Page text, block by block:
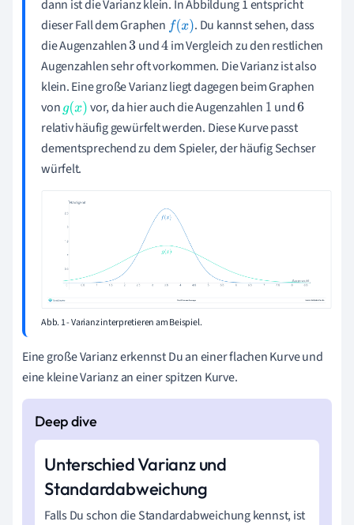
dann ist die Varianz klein. In Abbildung 1 entspricht
dieser Fall dem Graphen f(x) . Du kannst sehen, dass
die Augenzahlen3 und4im Vergleich zu den restlichen
Augenzahlen sehr oft vorkommen. Die Varianz ist also
klein. Einegroße Varianzliegt dagegen beim Graphen
vong(x) vor, da hier auch die Augenzahlen 1 und6
relativ häufig gewürfelt werden. Diese Kurve passt
dementsprechend zu dem Spieler, der häufig Sechser
würfelt.
Abb. 1 - Varianz interpretieren am Beispiel.
Eine große Varianz erkennst Du an einer flachen Kurve und
eine kleine Varianz an einer spitzen Kurve.
Unterschied Varianz und
Standardabweichung
Falls Du schon die Standardabweichung kennst, ist